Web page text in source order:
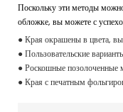
Поскольку эти методы
обложке, вы можете с
● Края окрашены в цвета,
● Пользовательские
● Роскошные позолоченные
● Края с печатным